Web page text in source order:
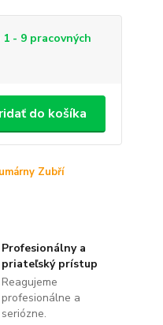
- 9 pracovných
do košíka
Zubří
Profesionálny a
priateľský prístup
Reagujeme
profesionálne a
seriózne.